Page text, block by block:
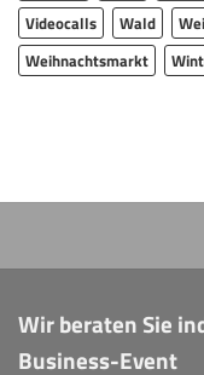
Videocalls
Wald
Weihnachtsmarkt
Wir beraten Sie
Business-Event